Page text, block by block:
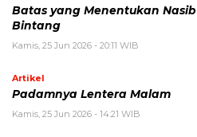
Batas yang Menentukan Nasib
Bintang
Kamis, 25 Jun 2026 - 20:11 WIB
Artikel
Padamnya Lentera Malam
Kamis, 25 Jun 2026 - 14:21 WIB